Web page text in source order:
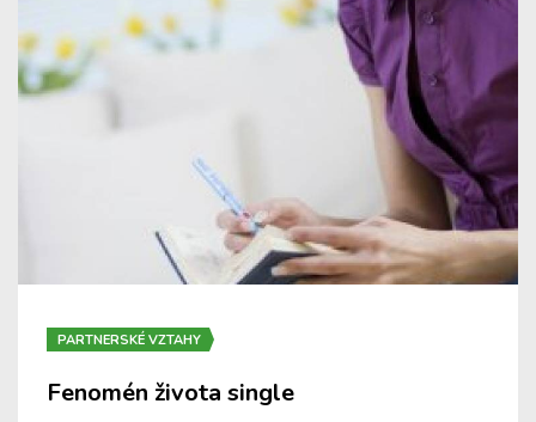
PARTNERSKÉ VZTAHY
Fenomén života single